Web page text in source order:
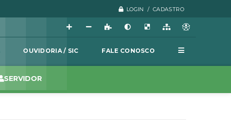
LOGIN / CADASTRO
OUVIDORIA / SIC FALE CONOSCO
SERVIDOR